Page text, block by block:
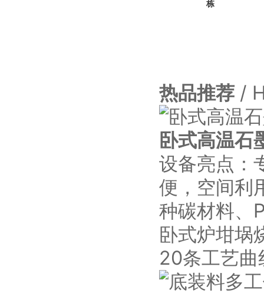
栋
热品推荐 /
卧式高温石
设备亮点：
便，空间利
种碳材料、
卧式炉坩埚
20条工艺曲